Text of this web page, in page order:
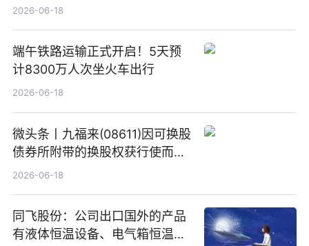
2026-06-18
端午铁路运输正式开启！5天预
计8300万人次坐火车出行
2026-06-18
微头条丨九福来(08611)因可换股
债券所附带的换股权获行使而发
行5200万股
2026-06-18
同飞股份：公司出口国外的产品
有液体恒温设备、电气箱恒温装